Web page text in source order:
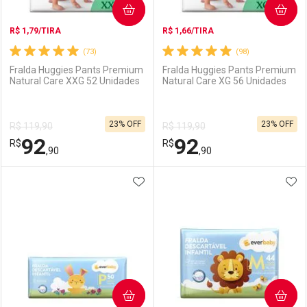
Comprar sem Desconto
Por R$ 84,94/cada
Comprar sem Desconto
Por R$ 84,94/cada
Comprar sem Desconto
Por R$ 87,63/cada
Comprar sem Desconto
Por R$ 87,63/cada
(73)
R$ 1,79/TIRA
Fralda Huggies Pants Premium
Natural Care XXG 52 Unidades
R$ 119,90
R$92,90
23% OFF
COMPRAR
(98)
R$ 1,66/TIRA
Fralda Huggies Pants Premium
Natural Care XG 56 Unidades
R$ 119,90
R$92,90
23% OFF
COMPRAR
Laboratório
Por Menos
ADICIONAR AOS FAVORITOS
COMPRAR COMPRAR